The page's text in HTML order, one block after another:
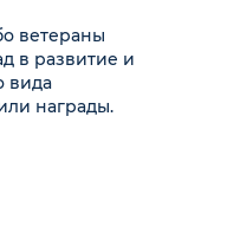
ветераны
в развитие и
вида
награды.